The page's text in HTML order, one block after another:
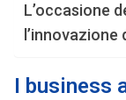
L’occasione
I business